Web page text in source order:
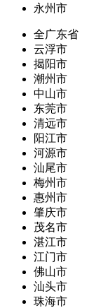
永州市
全广东省
云浮市
揭阳市
潮州市
中山市
东莞市
清远市
阳江市
河源市
汕尾市
梅州市
惠州市
肇庆市
茂名市
湛江市
江门市
佛山市
汕头市
珠海市